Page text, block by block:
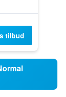
tilbud